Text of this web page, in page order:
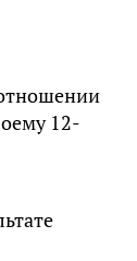
12-